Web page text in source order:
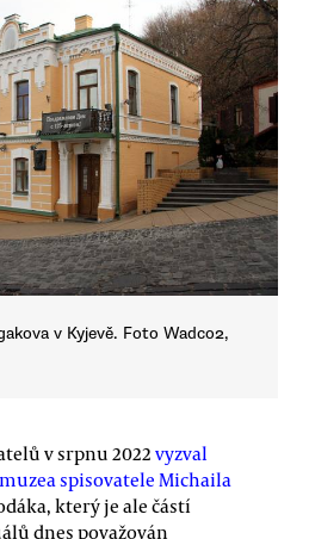
v Kyjevě. Foto Wadco2,
v srpnu 2022 vyzval
spisovatele Michaila
který je ale částí
dnes považován